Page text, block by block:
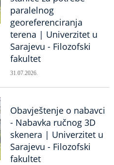
paralelnog
georeferenciranja
terena | Univerzitet u
Sarajevu - Filozofski
fakultet
31.07.2026.
Obavještenje o nabavci
- Nabavka ručnog 3D
skenera | Univerzitet u
Sarajevu - Filozofski
fakultet